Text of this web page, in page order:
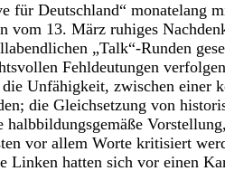
für Deutschland“ monatelang
vom 13. März ruhiges
„Talk“-Runden
Fehldeutungen
Unfähigkeit, zwischen einer
die Gleichsetzung von
halbbildungsgemäße
vor allem Worte kritisiert
Linken hatten sich vor einen